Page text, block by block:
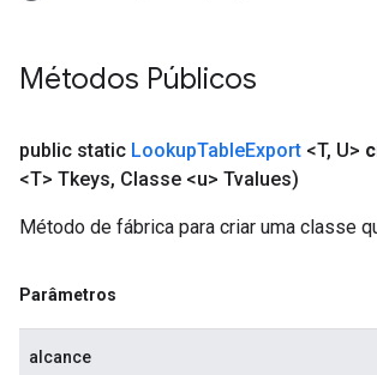
Métodos Públicos
public static LookupTableExport <T, U>
<T> Tkeys, Classe <u> Tvalues)
Método de fábrica para criar uma classe
Parâmetros
alcance